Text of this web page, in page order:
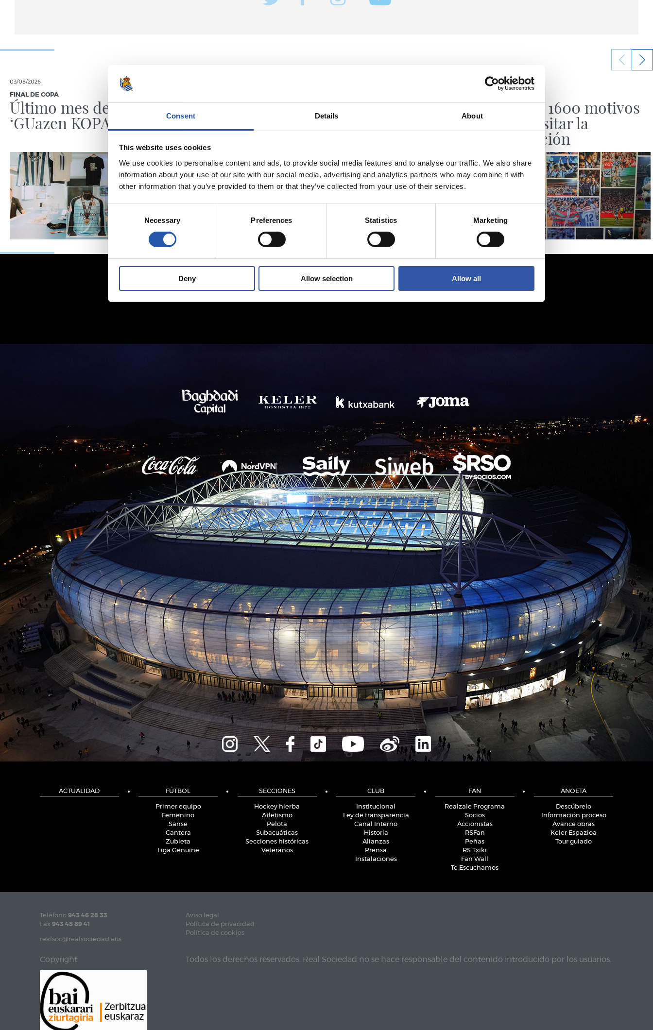
Consent Details About
This website uses cookies
We use cookies to personalise content and ads, to provide social media features and to analyse our traffic. We also share
information about your use of our site with our social media, advertising and analytics partners who may combine it with
other information that you’ve provided to them or that they’ve collected from your use of their services.
Consent
Selection
Necessary Preferences Statistics Marketing
Deny Allow selection Allow all
03/08/2026
FINAL DE COPA
Último mes de
‘GUazen KOPAREKIN’
Celebra tu gran día
con la Real
A un mes del estreno
en Anoeta
20/07/2026
Más de 1600 motivos
para visitar la
exposición
ACTUALIDAD FÚTBOL
Primer equipo
Femenino
Sanse
Cantera
Zubieta
Liga Genuine
SECCIONES
Hockey hierba
Atletismo
Pelota
Subacuáticas
Secciones históricas
Veteranos
CLUB
Institucional
Ley de transparencia
Canal Interno
Historia
Alianzas
Prensa
Instalaciones
FAN
Realzale Programa
Socios
Accionistas
RSFan
Peñas
RS Txiki
Fan Wall
Te Escuchamos
ANOETA
Descúbrelo
Información proceso
Avance obras
Keler Espazioa
Tour guiado
Teléfono 943 46 28 33
Fax 943 45 89 41
realsoc@realsociedad.eus
Aviso legal
Política de privacidad
Política de cookies
Copyright Todos los derechos reservados. Real Sociedad no se hace responsable del contenido introducido por los usuarios.